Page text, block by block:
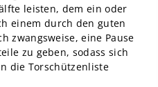
leisten, dem ein oder
einem durch den guten
zwangsweise, eine Pause
zu geben, sodass sich
die Torschützenliste